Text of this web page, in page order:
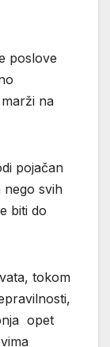
poslove
na
pojačan
nego svih
biti do
tokom
opet